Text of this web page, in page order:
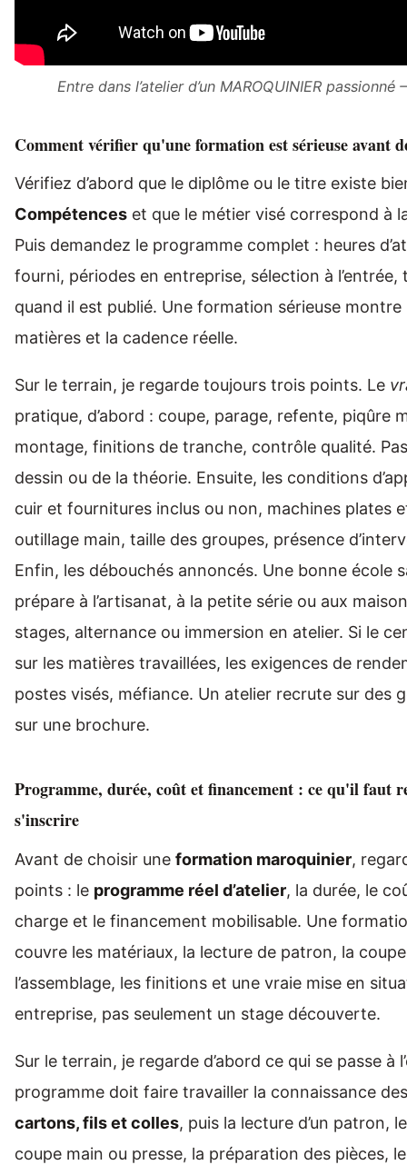
Entre dans l’atelier d’un MAROQUINIER
Comment vérifier qu'une formation est sérieuse avant
Vérifiez d’abord que le diplôme ou le titre existe
Compétences et que le métier visé correspond à
Puis demandez le programme complet : heures
fourni, périodes en entreprise, sélection à l’entrée,
quand il est publié. Une formation sérieuse montre
matières et la cadence réelle.
Sur le terrain, je regarde toujours trois points. Le
pratique, d’abord : coupe, parage, refente, piqûre
montage, finitions de tranche, contrôle qualité.
dessin ou de la théorie. Ensuite, les conditions
cuir et fournitures inclus ou non, machines plates
outillage main, taille des groupes, présence
Enfin, les débouchés annoncés. Une bonne école
prépare à l’artisanat, à la petite série ou aux
stages, alternance ou immersion en atelier. Si le
sur les matières travaillées, les exigences de
postes visés, méfiance. Un atelier recrute sur des
sur une brochure.
Programme, durée, coût et financement : ce qu'il faut
s'inscrire
Avant de choisir une formation maroquinier,
points : le programme réel d’atelier, la durée, le
charge et le financement mobilisable. Une
couvre les matériaux, la lecture de patron, la
l’assemblage, les finitions et une vraie mise en
entreprise, pas seulement un stage découverte.
Sur le terrain, je regarde d’abord ce qui se passe à
programme doit faire travailler la connaissance
cartons, fils et colles, puis la lecture d’un patron,
coupe main ou presse, la préparation des pièces,